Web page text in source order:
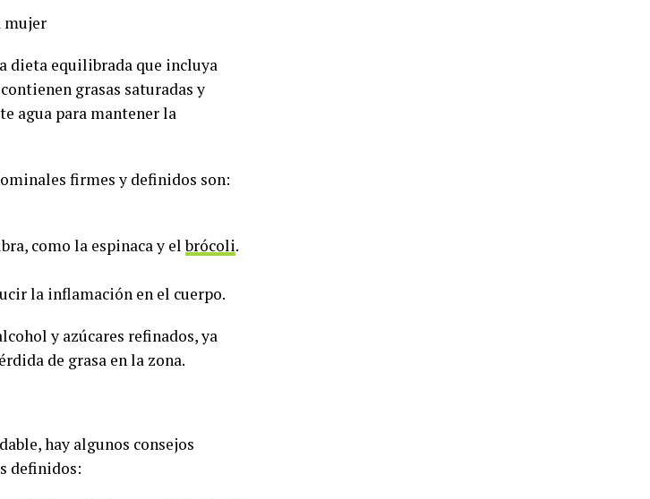
mujer
dieta equilibrada que incluya
grasas saturadas y
agua para mantener la
firmes y definidos son:
como la espinaca y elbrócoli.
la inflamación en el cuerpo.
y azúcares refinados, ya
de grasa en la zona.
hay algunos consejos
definidos: